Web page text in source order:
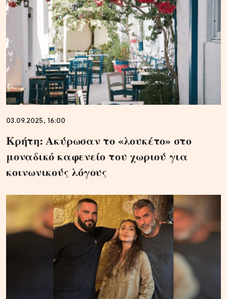
03.09.2025, 16:00
Κρήτη: Ακύρωσαν το «λουκέτο» στο
μοναδικό καφενείο του χωριού για
κοινωνικούς λόγους